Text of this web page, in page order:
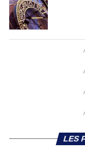
LES